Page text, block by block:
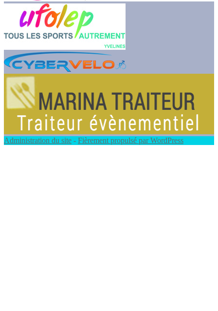
Administration du site - Fièrement propulsé par WordPress